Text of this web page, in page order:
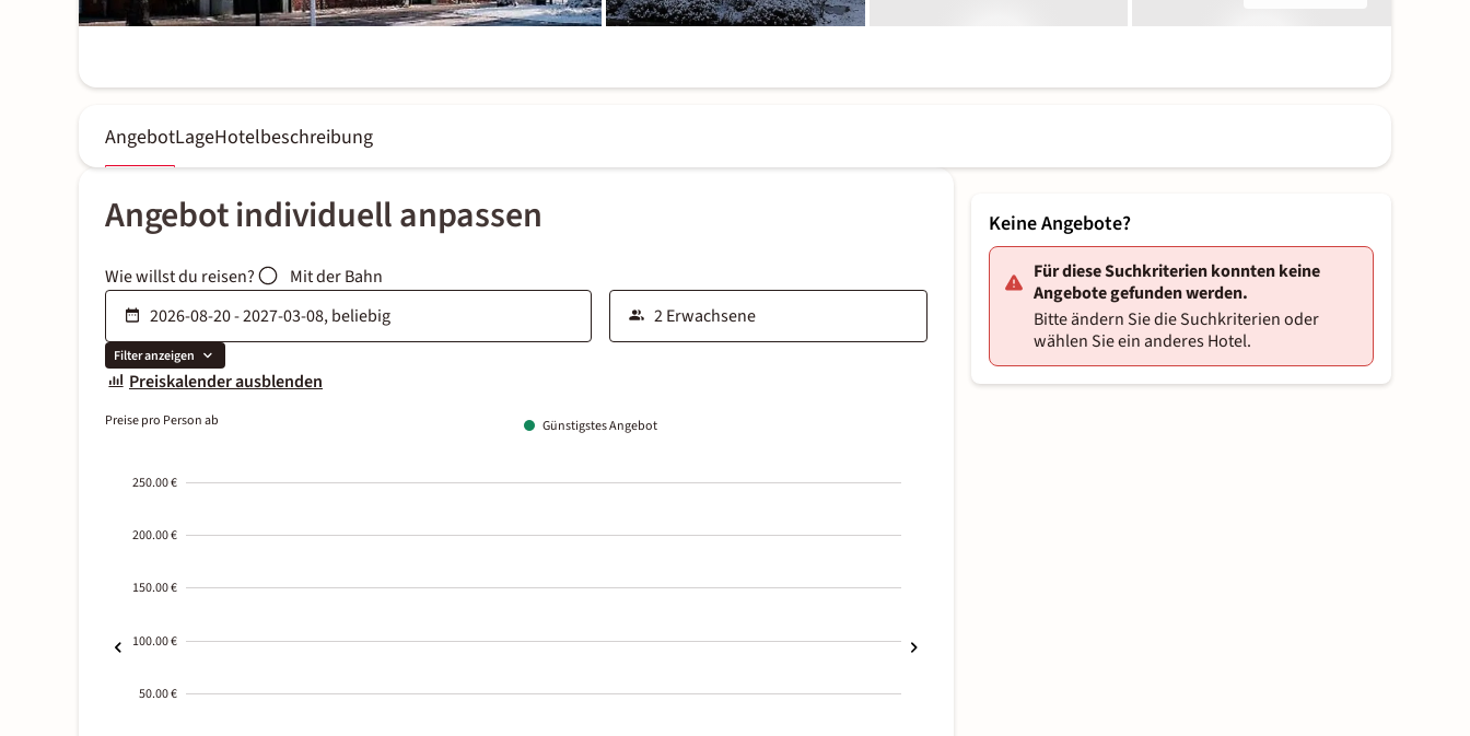
AngebotLageHotelbeschreibung
Angebot individuell anpassen
Wie willst du reisen? Mit der Bahn
Filter anzeigen
Preiskalender ausblenden
Preise pro Person ab Günstigstes Angebot
250.00 €
200.00 €
150.00 €
100.00 €
50.00 €
Keine Angebote?
Für diese Suchkriterien konnten keine
Angebote gefunden werden.
Bitte ändern Sie die Suchkriterien oder
wählen Sie ein anderes Hotel.